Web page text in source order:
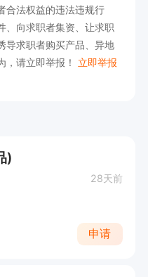
合法权益的违法违规行
、向求职者集资、让求职
导求职者购买产品、异地
，请立即举报！ 立即举报
)
28天前
申请